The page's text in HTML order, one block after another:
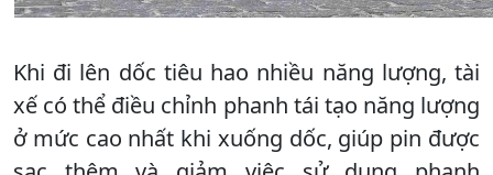
Khi đi lên dốc tiêu hao nhiều năng lượng, tài
xế có thể điều chỉnh phanh tái tạo năng lượng
ở mức cao nhất khi xuống dốc, giúp pin được